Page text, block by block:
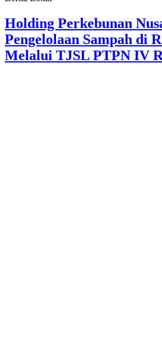
Holding Perkebunan
Pengelolaan Sampah di
Melalui TJSL PTPN IV